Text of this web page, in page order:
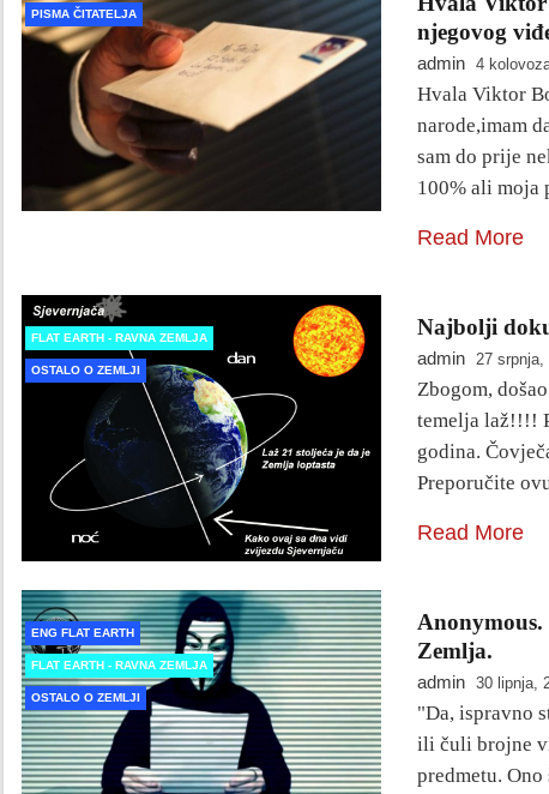
PISMA ČITATELJA
njegovog
admin 4
Hvala Viktor
narode,imam
sam do prije
100% ali
Read More
FLAT EARTH - RAVNA ZEMLJA
OSTALO O ZEMLJI
Najbolji
admin 27 srpnja,
Zbogom,
temelja laž!!!!
godina.
Preporučite
Read More
ENG FLAT EARTH
FLAT EARTH - RAVNA ZEMLJA
OSTALO O ZEMLJI
Anonymous.
Zemlja.
admin 30 lipnja,
"Da, ispravno
ili čuli brojne
predmetu.